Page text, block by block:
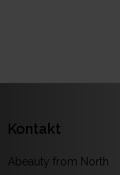
Kontakt
Abeauty from North